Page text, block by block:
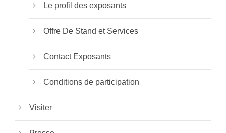
Le profil des exposants
Offre De Stand et Services
Contact Exposants
Conditions de participation
Visiter